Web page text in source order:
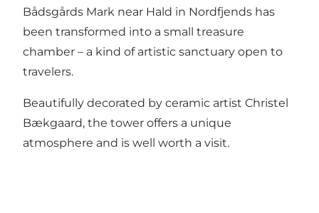
Bådsgårds Mark near Hald in Nordfjends has
been transformed into a small treasure
chamber – a kind of artistic sanctuary open to
travelers.
Beautifully decorated by ceramic artist Christel
Bækgaard, the tower offers a unique
atmosphere and is well worth a visit.